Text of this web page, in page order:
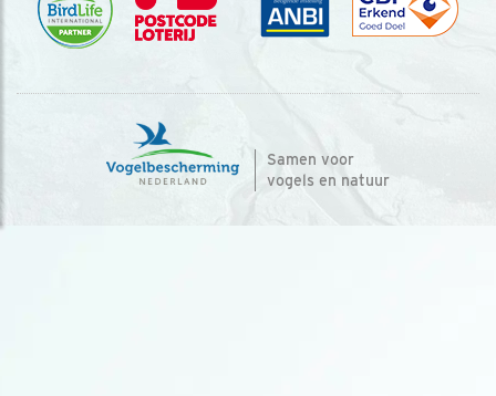
Samen voor
vogels en natuur